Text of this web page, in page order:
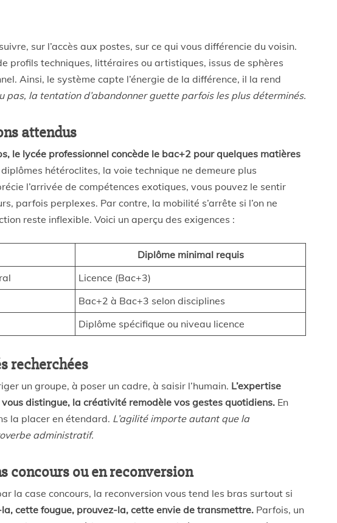
sur l’accès aux postes, sur ce qui vous différencie du voisin.
profils techniques, littéraires ou artistiques, issus de sphères
Ainsi, le système capte l’énergie de la différence, il la rend
pas, la tentation d’abandonner guette parfois les plus déterminés.
attendus
le lycée professionnel concède le bac+2 pour quelques matières
hétéroclites, la voie technique ne demeure plus
l’arrivée de compétences exotiques, vous pouvez le sentir
parfois perplexes. Par contre, la mobilité s’arrête si l’on ne
reste inflexible. Voici un aperçu des exigences :
Diplôme minimal requis
Licence (Bac+3)
Bac+2 à Bac+3 selon disciplines
Diplôme spécifique ou niveau licence
recherchées
un groupe, à poser un cadre, à saisir l’humain. L’expertise
distingue, la créativité remodèle vos gestes quotidiens. En
la placer en étendard. L’agilité importe autant que la
administratif.
concours ou en reconversion
la case concours, la reconversion vous tend les bras surtout si
cette fougue, prouvez-la, cette envie de transmettre. Parfois, un